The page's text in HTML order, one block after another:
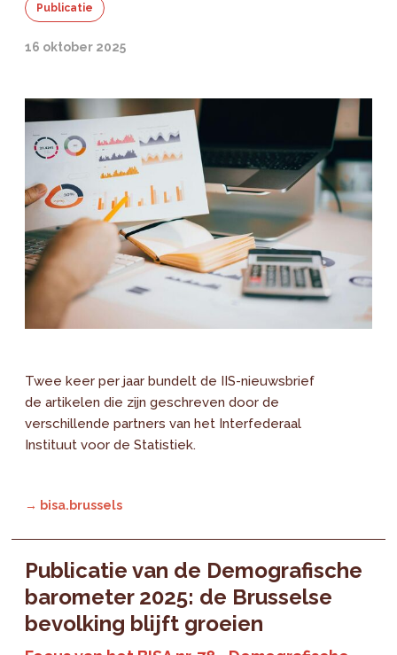
Publicatie
16 oktober 2025
Twee keer per jaar bundelt de IIS-nieuwsbrief
de artikelen die zijn geschreven door de
verschillende partners van het Interfederaal
Instituut voor de Statistiek.
→ bisa.brussels
Publicatie van de Demografische
barometer 2025: de Brusselse
bevolking blijft groeien